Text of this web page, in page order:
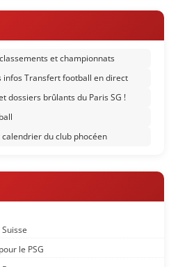
et championnats
infos Transfert football en direct
dossiers brûlants du Paris SG !
du club phocéen
le PSG